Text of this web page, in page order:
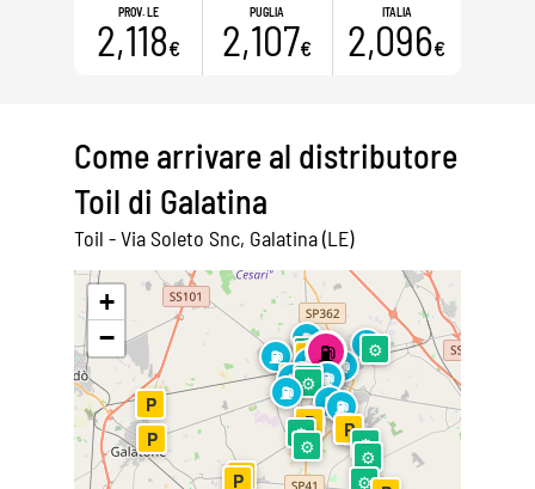
PROV. LE
2,118€
PUGLIA
2,107€
ITALIA
2,096€
Come arrivare al distributore
Toil di Galatina
Toil - Via Soleto Snc, Galatina (LE)
⛽
⛽
⛽⛽
⛽
⛽
⛽
⛽
⛽
⛽
⛽
⛽
⛽
⛽
⛽ ⛽
P
P
P
P
P
P
P
P
P
⚙
⚙
⚙
⚙ ⚙
⚙
⚙ ⚙
⚙
⚙
+
−